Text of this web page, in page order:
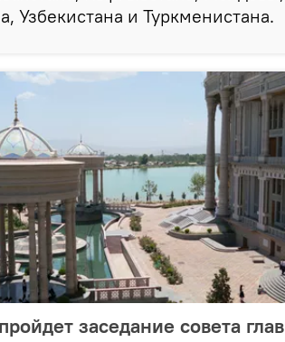
Узбекистана и Туркменистана.
заседание совета глав